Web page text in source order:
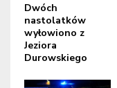
Dwóch
nastolatków
wyłowiono z
Jeziora
Durowskiego